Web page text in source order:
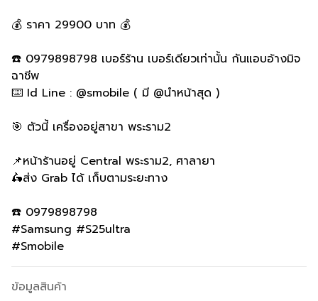
💰 ราคา 29900 บาท 💰
☎️ 0979898798 เบอร์ร้าน เบอร์เดียวเท่านั้น กันแอบอ้างมิจ
ฉาชีพ
⌨️ Id Line : @smobile ( มี @นำหน้าสุด )
🎯 ตัวนี้ เครื่องอยู่สาขา พระราม2
📌หน้าร้านอยู่ Central พระราม2, ศาลายา
🛵ส่ง Grab ได้ เก็บตามระยะทาง
☎️ 0979898798
#Samsung #S25ultra
#Smobile
ข้อมูลสินค้า